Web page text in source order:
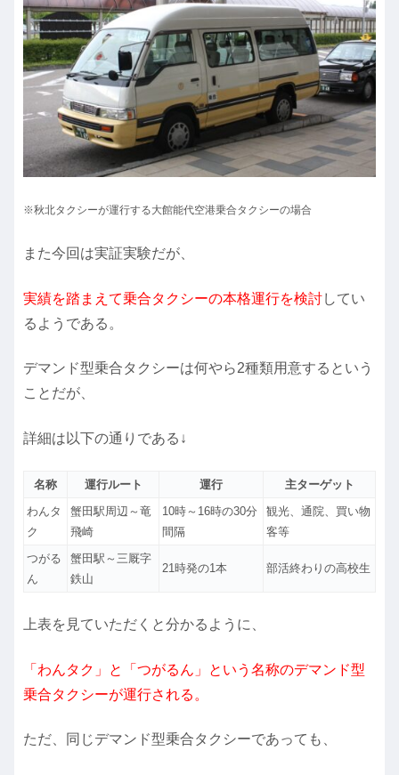
※秋北タクシーが運行する大館能代空港乗合タクシーの場合
また今回は実証実験だが、
実績を踏まえて乗合タクシーの本格運行を検討してい
るようである。
デマンド型乗合タクシーは何やら2種類用意するという
ことだが、
詳細は以下の通りである↓
名称 運行ルート 運行
主ターゲット
わんタ
ク
蟹田駅周辺～竜
飛崎
10時～16時の30分
間隔
観光、通院、買い物
客等
つがる
ん
蟹田駅～三厩字
鉄山
21時発の1本 部活終わりの高校生
上表を見ていただくと分かるように、
「わんタク」と「つがるん」という名称のデマンド型
乗合タクシーが運行される。
ただ、同じデマンド型乗合タクシーであっても、